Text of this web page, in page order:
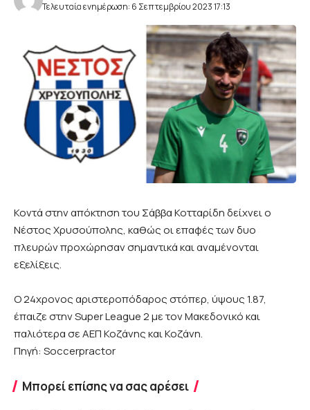
Τελευταία ενημέρωση: 6 Σεπτεμβρίου 2023 17:13
Κοντά στην απόκτηση του Σάββα Κοτταρίδη δείχνει ο
Νέστος Χρυσούπολης, καθώς οι επαφές των δυο
πλευρών προχώρησαν σημαντικά και αναμένονται
εξελίξεις.
O 24χρονος αριστεροπόδαρος στόπερ, ύψους 1.87,
έπαιζε στην Super League 2 με τον Μακεδονικό και
παλιότερα σε ΑΕΠ Κοζάνης και Κοζάνη.
Πηγή: Soccerpractor
Μπορεί επίσης να σας αρέσει